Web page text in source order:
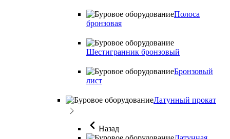
Полоса
бронзовая
Шестигранник бронзовый
Бронзовый
лист
Латунный прокат
Назад